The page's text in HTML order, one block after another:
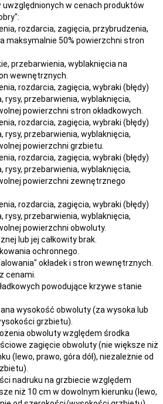
w cenach produktów
rozdarcia, zagięcia, przybrudzenia,
maksymalnie 50% powierzchni stron
przebarwienia, wyblaknięcia na
wewnętrznych.
rozdarcia, zagięcia, wybraki (błędy)
rysy, przebarwienia, wyblaknięcia,
powierzchni stron okładkowych.
rozdarcia, zagięcia, wybraki (błędy)
rysy, przebarwienia, wyblaknięcia,
powierzchni grzbietu.
rozdarcia, zagięcia, wybraki (błędy)
rysy, przebarwienia, wyblaknięcia,
powierzchni zewnętrznego
rozdarcia, zagięcia, wybraki (błędy)
rysy, przebarwienia, wyblaknięcia,
powierzchni obwoluty.
lub jej całkowity brak.
ochronnego.
okładek i stron wewnętrznych.
cenami.
powodujące krzywe stanie
wysokość obwoluty (za wysoka lub
grzbietu).
obwoluty względem środka
zagięcie obwoluty (nie większe niż
(lewo, prawo, góra dół), niezależnie od
nadruku na grzbiecie względem
niż 10 cm w dowolnym kierunku (lewo,